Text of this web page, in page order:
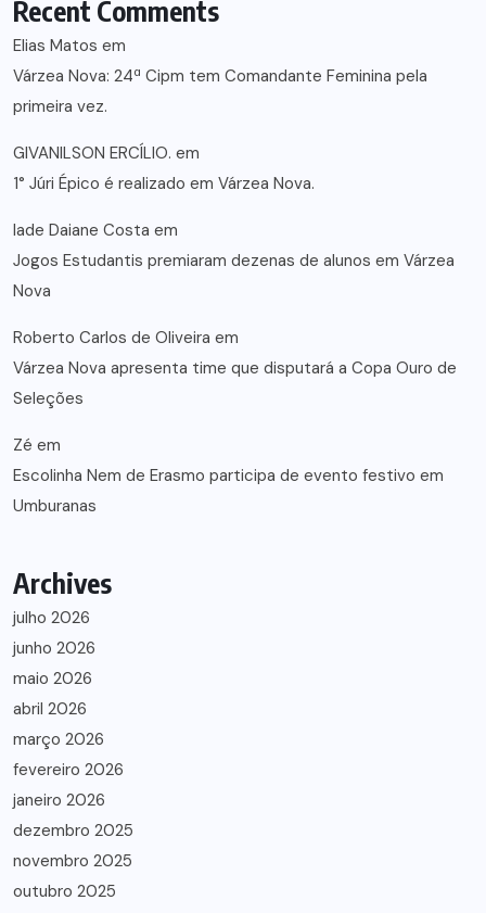
Recent Comments
Elias Matos em
Várzea Nova: 24ª Cipm tem Comandante Feminina pela
primeira vez.
GIVANILSON ERCÍLIO. em
1° Júri Épico é realizado em Várzea Nova.
lade Daiane Costa em
Jogos Estudantis premiaram dezenas de alunos em Várzea
Nova
Roberto Carlos de Oliveira em
Várzea Nova apresenta time que disputará a Copa Ouro de
Seleções
Zé em
Escolinha Nem de Erasmo participa de evento festivo em
Umburanas
Archives
julho 2026
junho 2026
maio 2026
abril 2026
março 2026
fevereiro 2026
janeiro 2026
dezembro 2025
novembro 2025
outubro 2025